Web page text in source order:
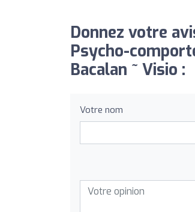
Donnez votre
Psycho-
Bacalan ~ Visio :
Votre nom